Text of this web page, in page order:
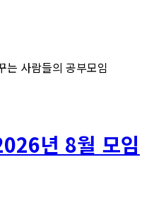
는 사람들의 공부모임
년 8월 모임